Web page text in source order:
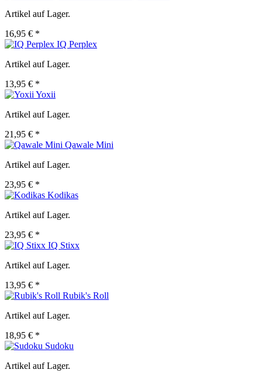
Artikel auf Lager.
16,95 € *
IQ Perplex
Artikel auf Lager.
13,95 € *
Yoxii
Artikel auf Lager.
21,95 € *
Qawale Mini
Artikel auf Lager.
23,95 € *
Kodikas
Artikel auf Lager.
23,95 € *
IQ Stixx
Artikel auf Lager.
13,95 € *
Rubik's Roll
Artikel auf Lager.
18,95 € *
Sudoku
Artikel auf Lager.